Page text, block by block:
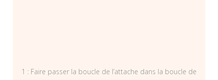
1 : Faire passer la boucle de l’attache dans la boucle de